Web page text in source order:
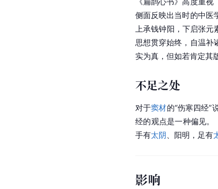
侧面反映出当时的中医
上承钱钟阳，下启张元
思想贯穿始终，自温补
实为真，但如若肯定其
不足之处
对于窦材的“伤寒四经”
经的观点是一种偏见。
手有太阴、阳明，足有
影响